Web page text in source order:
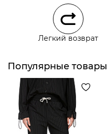
Самовывоз из наших
Самовывоз из пункта
Легкий возврат
Популярные товары